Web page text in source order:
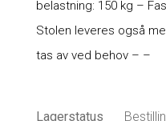
belastning: 150 kg –
Stolen leveres også
tas av ved behov – –
Lagerstatus